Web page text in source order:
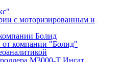
с моторизированным и
Болид
от компании "Болид"
М3000-Т Инсат